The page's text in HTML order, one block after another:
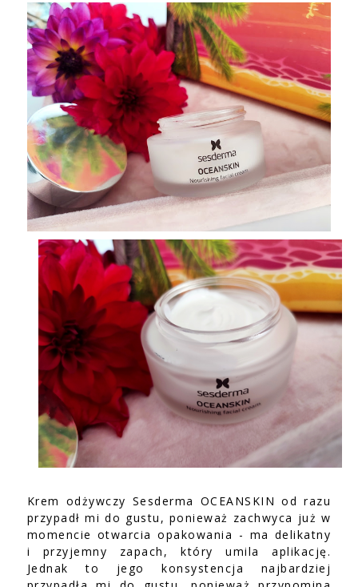
Krem odżywczy Sesderma OCEANSKIN od razu
przypadł mi do gustu, ponieważ zachwyca już w
momencie otwarcia opakowania - ma delikatny
i przyjemny zapach, który umila aplikację.
Jednak to jego konsystencja najbardziej